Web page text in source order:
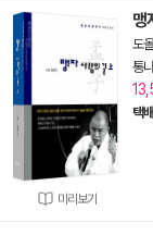
미리보기
맹
도
통
택배